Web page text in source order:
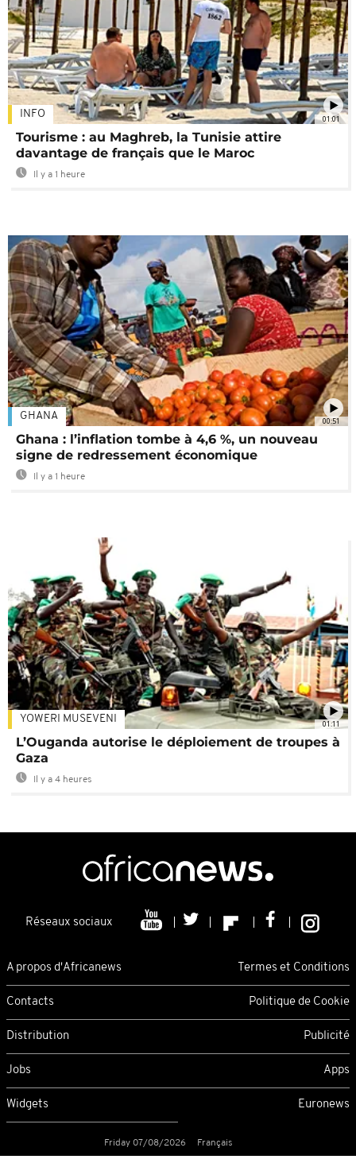
01:01
INFO
Tourisme : au Maghreb, la Tunisie attire
davantage de français que le Maroc
Il y a 1 heure
00:51
GHANA
Ghana : l’inflation tombe à 4,6 %, un nouveau
signe de redressement économique
Il y a 1 heure
01:11
YOWERI MUSEVENI
L’Ouganda autorise le déploiement de troupes à
Gaza
Il y a 4 heures
Réseaux sociaux
A propos d'Africanews Termes et Conditions
Contacts Politique de Cookie
Distribution Publicité
Jobs Apps
Widgets Euronews
Friday 07/08/2026